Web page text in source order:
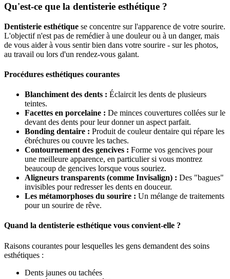
Qu'est-ce que la dentisterie esthétique ?
Dentisterie esthétique se concentre sur l'apparence de votre sourire.
L'objectif n'est pas de remédier à une douleur ou à un danger, mais
de vous aider à vous sentir bien dans votre sourire - sur les photos,
au travail ou lors d'un rendez-vous galant.
Procédures esthétiques courantes
Blanchiment des dents : Éclaircit les dents de plusieurs
teintes.
Facettes en porcelaine : De minces couvertures collées sur le
devant des dents pour leur donner un aspect parfait.
Bonding dentaire : Produit de couleur dentaire qui répare les
ébréchures ou couvre les taches.
Contournement des gencives : Forme vos gencives pour
une meilleure apparence, en particulier si vous montrez
beaucoup de gencives lorsque vous souriez.
Aligneurs transparents (comme Invisalign) : Des "bagues"
invisibles pour redresser les dents en douceur.
Les métamorphoses du sourire : Un mélange de traitements
pour un sourire de rêve.
Quand la dentisterie esthétique vous convient-elle ?
Raisons courantes pour lesquelles les gens demandent des soins
esthétiques :
Dents jaunes ou tachées